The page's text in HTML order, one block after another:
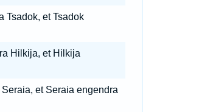
Tsadok, et Tsadok
Hilkija, et Hilkija
et Seraia engendra